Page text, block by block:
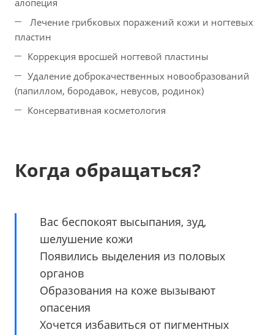
алопеция
Лечение грибковых поражений кожи и ногтевых
пластин
Коррекция вросшей ногтевой пластины
Удаление доброкачественных новообразований
(папиллом, бородавок, невусов, родинок)
Консервативная косметология
Когда обращаться?
Вас беспокоят высыпания, зуд,
шелушение кожи
Появились выделения из половых
органов
Образования на коже вызывают
опасения
Хочется избавиться от пигментных